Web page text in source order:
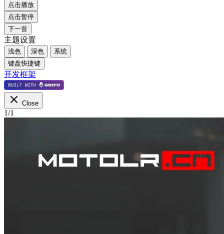
点击播放
点击暂停
下一首
主题设置
浅色 深色
系统
键盘快捷键
开发框架
Close
1/1